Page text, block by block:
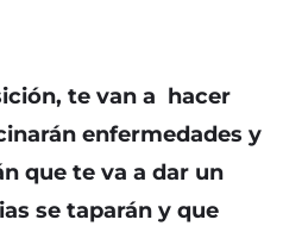
te van a hacer
enfermedades y
que te va a dar un
se taparán y que